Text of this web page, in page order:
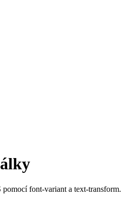
font-variant a text-transform.